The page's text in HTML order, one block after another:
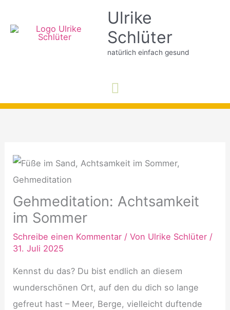
Inhalt
Ulrike
Schlüter
natürlich einfach gesund
Hauptmenü
Gehmeditation: Achtsamkeit
im Sommer
Schreibe einen Kommentar / Von Ulrike Schlüter /
31. Juli 2025
Kennst du das? Du bist endlich an diesem
wunderschönen Ort, auf den du dich so lange
gefreut hast – Meer, Berge, vielleicht duftende